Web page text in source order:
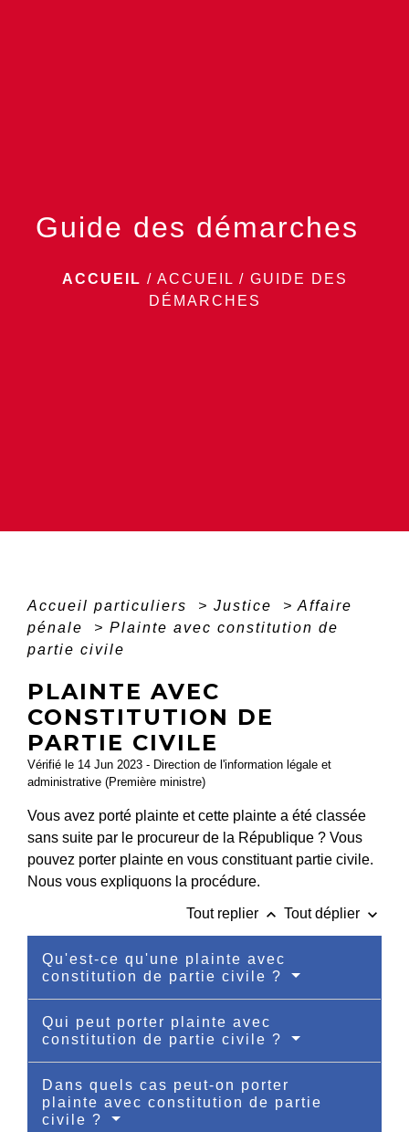
Guide des démarches
ACCUEIL / ACCUEIL / GUIDE DES
DÉMARCHES
Accueil particuliers > Justice > Affaire
pénale
> Plainte avec constitution de
partie civile
PLAINTE AVEC
CONSTITUTION DE
PARTIE CIVILE
Vérifié le 14 Jun 2023 - Direction de l'information légale et
administrative (Première ministre)
Vous avez porté plainte et cette plainte a été classée
sans suite par le procureur de la République ? Vous
pouvez porter plainte en vous constituant partie civile.
Nous vous expliquons la procédure.
Tout replier keyboard_arrow_up Tout déplier keyboard_arrow_down
Qu'est-ce qu'une plainte avec
constitution de partie civile ?
Qui peut porter plainte avec
constitution de partie civile ?
Dans quels cas peut-on porter
plainte avec constitution de partie
civile ?